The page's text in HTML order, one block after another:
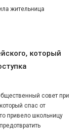
жительница
который
совет при
спас от
привело школьницу